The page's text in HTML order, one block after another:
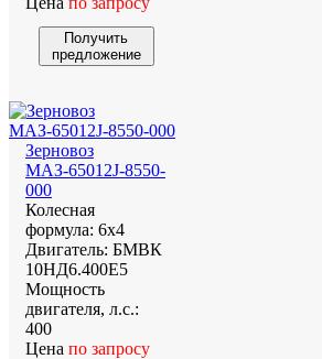
Получить
предложение
Зерновоз
МАЗ-65012J-8550-
000
Колесная
формула: 6х4
Двигатель: БМВК
10НД6.400Е5
Мощность
двигателя, л.с.:
400
Цена по запросу